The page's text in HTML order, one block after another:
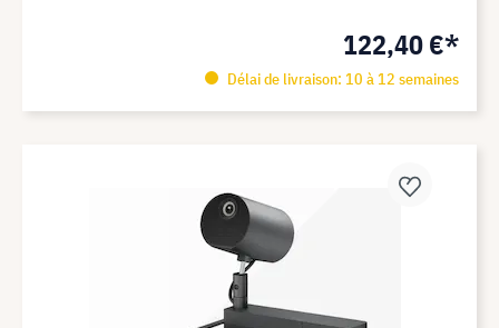
122,40 €*
Délai de livraison: 10 à 12 semaines